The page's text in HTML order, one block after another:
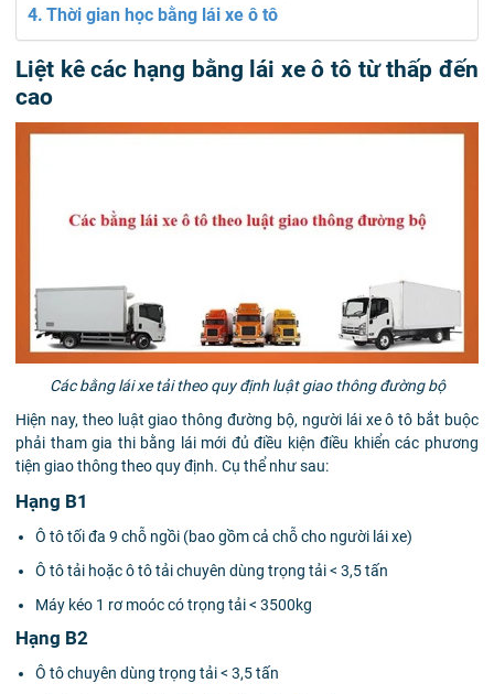
Thời gian học bằng lái xe ô tô
Liệt kê các hạng bằng lái xe ô tô từ thấp đến
cao
Các bằng lái xe tải theo quy định luật giao thông đường bộ
Hiện nay, theo luật giao thông đường bộ, người lái xe ô tô bắt buộc
phải tham gia thi bằng lái mới đủ điều kiện điều khiển các phương
tiện giao thông theo quy định. Cụ thể như sau:
Hạng B1
Ô tô tối đa 9 chỗ ngồi (bao gồm cả chỗ cho người lái xe)
Ô tô tải hoặc ô tô tải chuyên dùng trọng tải < 3,5 tấn
Máy kéo 1 rơ moóc có trọng tải < 3500kg
Hạng B2
Ô tô chuyên dùng trọng tải < 3,5 tấn